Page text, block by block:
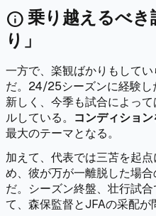
info乗り越えるべき
り」
一方で、楽観ばかりもして
だ。24/25シーズンに経験し
新しく、今季も試合によっ
ルしている。 コンディショ
最大のテーマとなる。
加えて、代表では三苫を起
め、彼が万が一離脱した場
だ。シーズン終盤、壮行試
て、森保監督とJFAの采配が